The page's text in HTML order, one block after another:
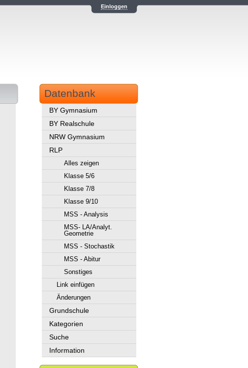
Einloggen
Datenbank
BY Gymnasium
BY Realschule
NRW Gymnasium
RLP
Alles zeigen
Klasse 5/6
Klasse 7/8
Klasse 9/10
MSS - Analysis
MSS- LA/Analyt.
Geometrie
MSS - Stochastik
MSS - Abitur
Sonstiges
Link einfügen
Änderungen
Grundschule
Kategorien
Suche
Information